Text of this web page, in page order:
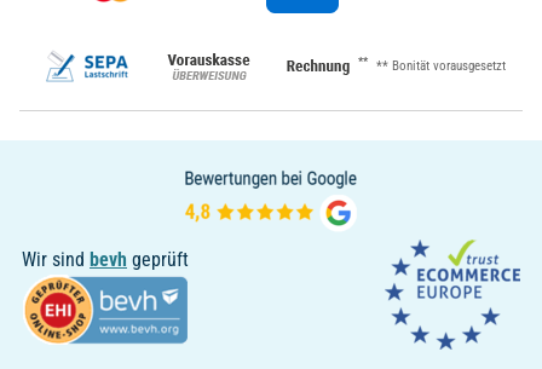
** ** Bonität vorausgesetzt
Wir sind bevh geprüft